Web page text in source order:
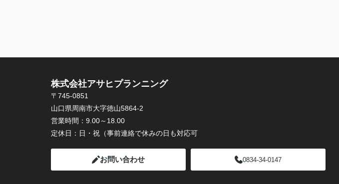
株式会社アサヒプランニング
〒745-0851
山口県周南市大字徳山5864-2
営業時間： 9.00～18.00
定休日： 日・祝（事前連絡で休みの日も対応可
お問い合わせ 0834-34-0147